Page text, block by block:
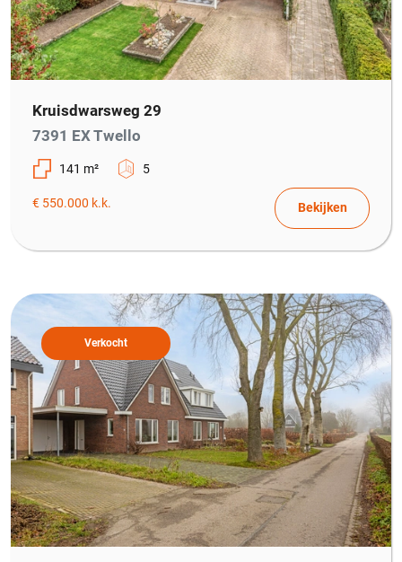
Kruisdwarsweg 29
7391 EX Twello
141 m² 5
€ 550.000 k.k. Bekijken
Verkocht